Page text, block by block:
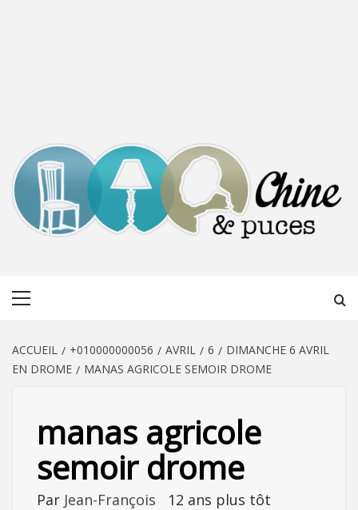
ACCUEIL +010000000056 AVRIL 6
DIMANCHE 6 AVRIL
EN DROME
MANAS AGRICOLE SEMOIR DROME
manas agricole
semoir drome
Par Jean-François 12 ans plus tôt